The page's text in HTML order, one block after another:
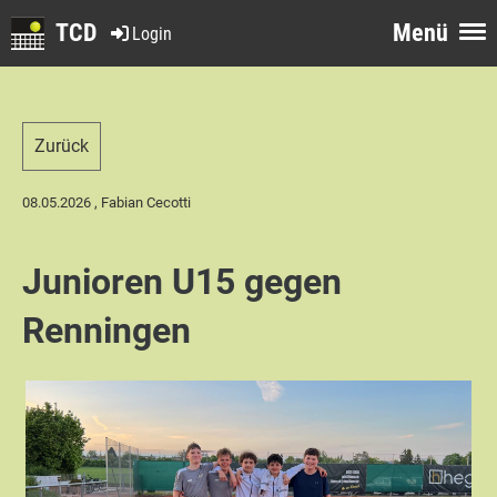
Menü
Login
TCD
Zurück
08.05.2026 , Fabian Cecotti
Junioren U15 gegen
Renningen